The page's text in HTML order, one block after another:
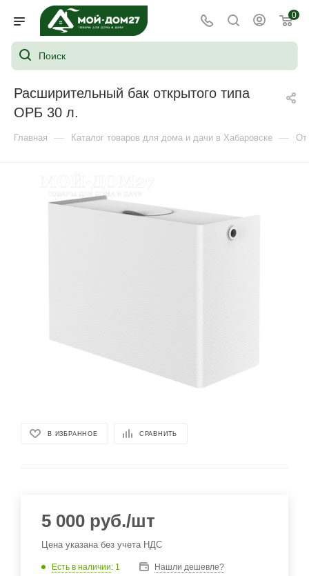
0
Расширительный бак открытого типа
ОРБ 30 л.
Главная — Каталог товаров для дома и дачи в Хабаровске —
В ИЗБРАННОЕ СРАВНИТЬ
5 000 руб./шт
Цена указана без учета НДС
Есть в наличии: 1 Нашли дешевле?